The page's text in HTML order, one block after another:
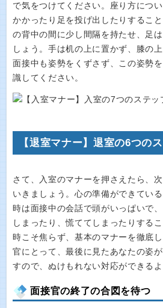
で気をつけてください。座り方につ
かかったり足を投げ出したりするこ
の背中の間に少し間隔を持たせ、足
しょう。手は机の上に置かず、膝の
面接中も姿勢をくずさず、この姿勢
識してください。
【退室マナー】退室の6つの
さて、入室のマナーを押さえたら、
いきましょう。心の準備ができてい
時は面接中の会話で頭がいっぱいで
しまったり、慌ててしまったりする
時こそ焦らず、基本のマナーを徹底
官にとって、最後に見たあなたの姿
すので、ぬけもれない対応ができる
面接官の終了の合図を待つ